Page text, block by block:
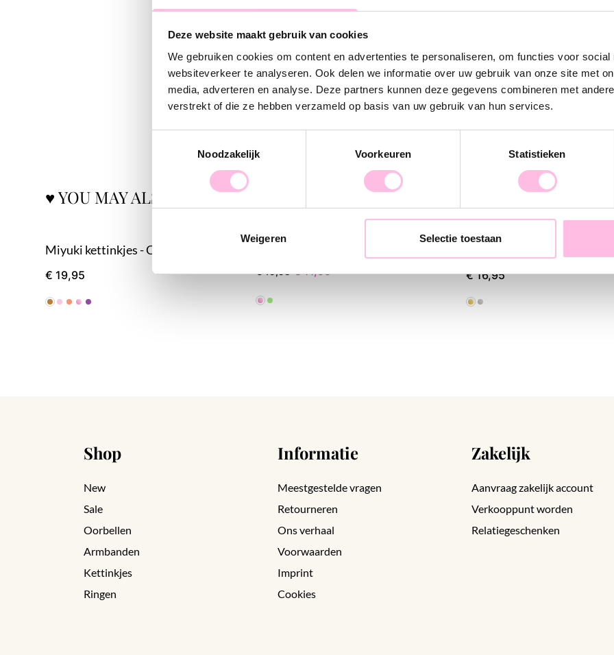
Deze website maakt gebruik van cookies
We gebruiken cookies om content en advertenties te personaliseren, om functies voor social
websiteverkeer te analyseren. Ook delen we informatie over uw gebruik van onze site met
media, adverteren en analyse. Deze partners kunnen deze gegevens combineren met
verstrekt of die ze hebben verzameld op basis van uw gebruik van hun services.
Noodzakelijk
Voorkeuren Statistieken
Weigeren Selectie toestaan
naar het
deze ketting
ketting met
Let’s shop
♥ YOU MAY ALSO LOVE...
Miyuki kettinkjes - Chocolate Crush
€ 19,95
Miyuki kettinkje - Sunkissed cherry
€ 19,95€ 11,95 € 16,95
Shop
New
Sale
Oorbellen
Armbanden
Kettinkjes
Ringen
Informatie
Meestgestelde vragen
Retourneren
Ons verhaal
Voorwaarden
Imprint
Cookies
Zakelijk
Aanvraag zakelijk account
Verkooppunt worden
Relatiegeschenken